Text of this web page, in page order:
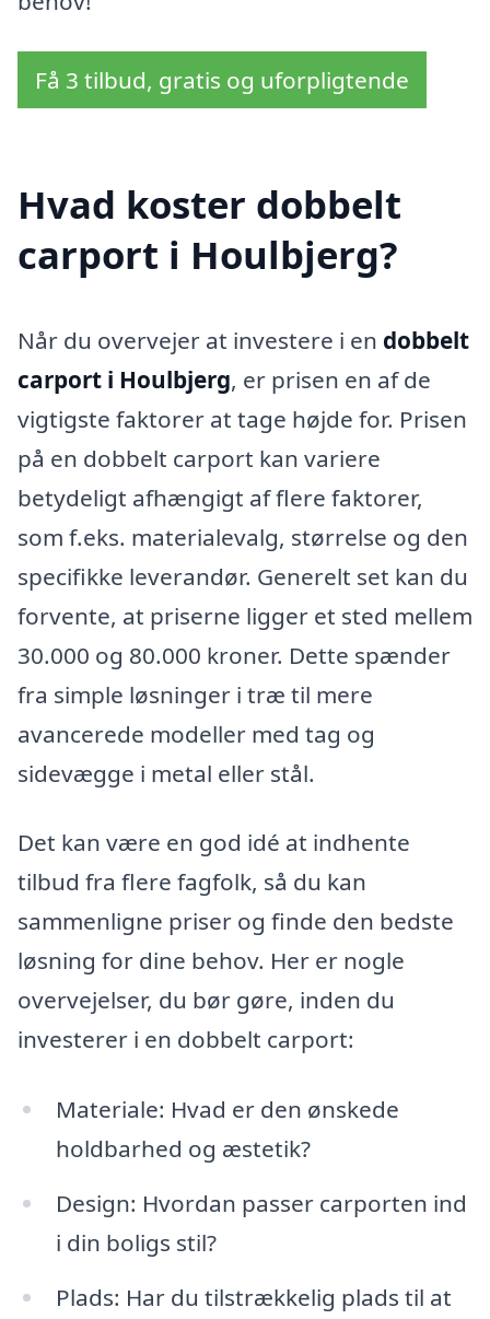
Få 3 tilbud, gratis og uforpligtende
Hvad koster dobbelt
carport i Houlbjerg?
Når du overvejer at investere i en dobbelt
carport i Houlbjerg, er prisen en af de
vigtigste faktorer at tage højde for. Prisen
på en dobbelt carport kan variere
betydeligt afhængigt af flere faktorer,
som f.eks. materialevalg, størrelse og den
specifikke leverandør. Generelt set kan du
forvente, at priserne ligger et sted mellem
30.000 og 80.000 kroner. Dette spænder
fra simple løsninger i træ til mere
avancerede modeller med tag og
sidevægge i metal eller stål.
Det kan være en god idé at indhente
tilbud fra flere fagfolk, så du kan
sammenligne priser og finde den bedste
løsning for dine behov. Her er nogle
overvejelser, du bør gøre, inden du
investerer i en dobbelt carport:
Materiale: Hvad er den ønskede
holdbarhed og æstetik?
Design: Hvordan passer carporten ind
i din boligs stil?
Plads: Har du tilstrækkelig plads til at